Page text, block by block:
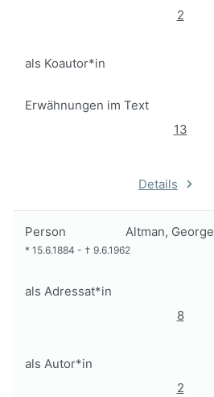
2
als Koautor*in
Erwähnungen im Text
13
Details
Person Altman, George
* 15.6.1884 - † 9.6.1962
als Adressat*in
8
als Autor*in
2